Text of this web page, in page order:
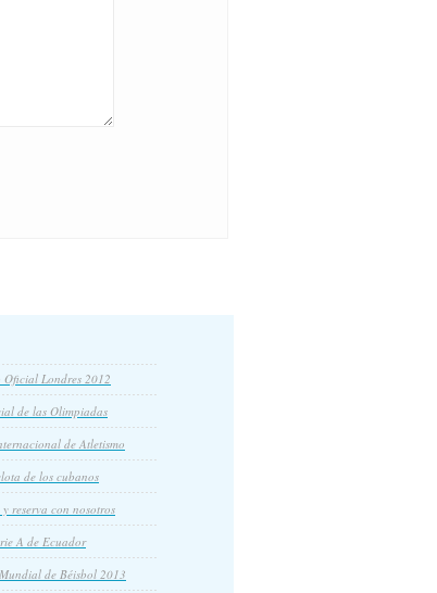
Oficial Londres 2012
de las Olimpiadas
de Atletismo
de los cubanos
reserva con nosotros
A de Ecuador
de Béisbol 2013